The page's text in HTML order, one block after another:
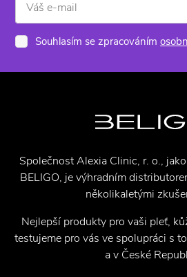
Souhlasím se zpracováním
Společnost Alexia Clinic, r. o.,
BELIGO, je výhradním
několikaletými
Nejlepší produkty pro vaši pleť,
testujeme pro vás ve spolupráci s
a v České